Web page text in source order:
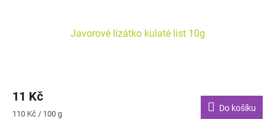
Javorové lízátko kulaté list 10g
11 Kč
Měrná
110 Kč / 100 g
Do košíku